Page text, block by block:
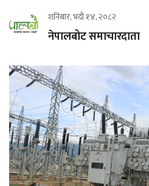
शनिबार, भदौ १४, २०८२
नेपालबोट समाचारदाता